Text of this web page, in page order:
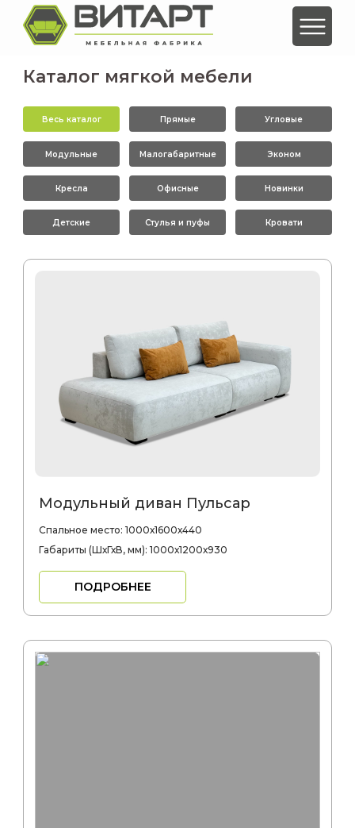
Модульный диван Пульсар
Габариты (ШхГхВ, мм): 1000х1200х930
Спальное место: 1000х1600х440
ПОДРОБНЕЕ
Кровати
Стулья и пуфы
Кресла Новинки
Офисные
Детские
Эконом
Малогабаритные
Модульные
Угловые
Прямые
Весь каталог
Каталог мягкой мебели